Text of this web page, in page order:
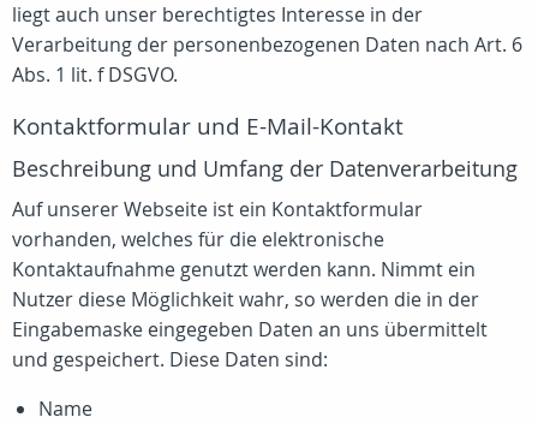
liegt auch unser berechtigtes Interesse in der
Verarbeitung der personenbezogenen Daten nach Art. 6
Abs. 1 lit. f DSGVO.
Kontaktformular und E-Mail-Kontakt
Beschreibung und Umfang der Datenverarbeitung
Auf unserer Webseite ist ein Kontaktformular
vorhanden, welches für die elektronische
Kontaktaufnahme genutzt werden kann. Nimmt ein
Nutzer diese Möglichkeit wahr, so werden die in der
Eingabemaske eingegeben Daten an uns übermittelt
und gespeichert. Diese Daten sind:
Name